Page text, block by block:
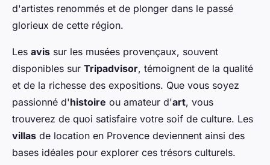
d'artistes renommés et de plonger dans le passé
glorieux de cette région.
Les avis sur les musées provençaux, souvent
disponibles sur Tripadvisor, témoignent de la qualité
et de la richesse des expositions. Que vous soyez
passionné d'histoire ou amateur d'art, vous
trouverez de quoi satisfaire votre soif de culture. Les
villas de location en Provence deviennent ainsi des
bases idéales pour explorer ces trésors culturels.